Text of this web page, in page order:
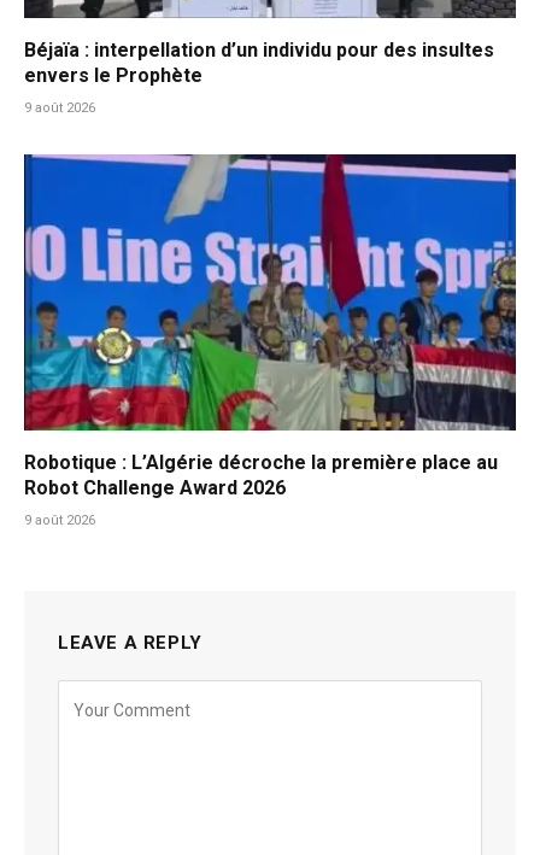
Béjaïa : interpellation d’un individu pour des insultes
envers le Prophète
9 août 2026
Robotique : L’Algérie décroche la première place au
Robot Challenge Award 2026
9 août 2026
LEAVE A REPLY